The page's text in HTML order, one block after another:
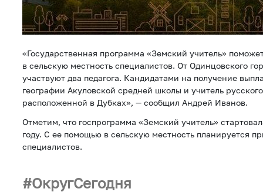
«Государственная программа «Земский учитель»
в сельскую местность специалистов. От Одинцовского
участвуют два педагога. Кандидатами на получение
географии Акуловской средней школы и учитель
расположенной в Дубках», — сообщил Андрей Иванов.
Отметим, что госпрограмма «Земский учитель»
году. С ее помощью в сельскую местность планируется
специалистов.
ОкругСегодня